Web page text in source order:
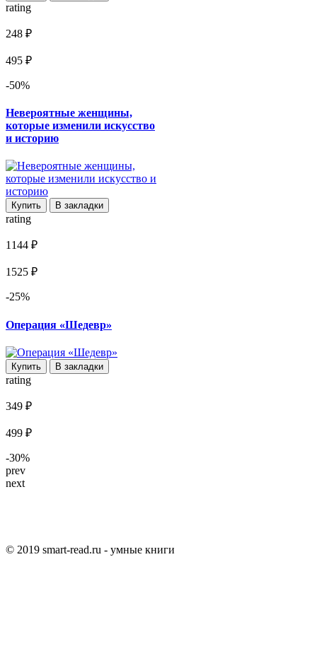
rating
248 ₽
495 ₽
-50%
Невероятные женщины,
которые изменили искусство
и историю
Купить В закладки
rating
1144 ₽
1525 ₽
-25%
Операция «Шедевр»
Купить В закладки
rating
349 ₽
499 ₽
-30%
prev
next
© 2019 smart-read.ru - умные книги